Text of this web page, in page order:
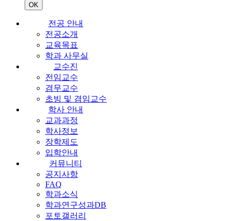
OK
전공 안내
전공소개
교육목표
학과 사무실
교수진
전임교수
겸무교수
초빙 및 겸임교수
학사 안내
교과과정
학사정보
장학제도
입학안내
커뮤니티
공지사항
FAQ
학과소식
학과연구성과DB
포토갤러리